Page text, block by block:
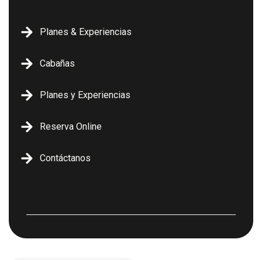
Planes & Experiencias
Cabañas
Planes y Experiencias
Reserva Online
Contáctanos